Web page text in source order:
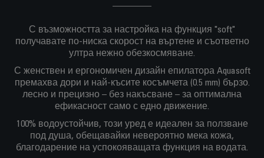
С възможността за настройка на функция "soft"
получавате по-ниска скорост на въртене и съответно
ултра нежно обезкосмяване.
С женствен и ергономичен дизайн епилатора Aquasoft
премахва дори и най-късите косъмчета (0.5 mm) бързо.
лесно и прецизно – без накъсване – за оптимална
ефикасност само с едно движение.
100% водоустойчив, този уред е идеален за ползване
под душа, обещавайки невероятно мека кожа,
благодарение на успокояващата функция на водата.